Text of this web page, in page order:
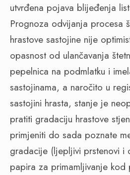
utvrđena pojava blijeđenja
Prognoza odvijanja procesa
hrastove sastojine nije
opasnost od ulančavanja
pepelnica na podmlatku i
sastojinama, a naročito u
sastojini hrasta, stanje je
pratiti gradaciju hrastove
primjeniti do sada poznate
gradacije (ljepljivi prstenovi i
papira za primamljivanje kod